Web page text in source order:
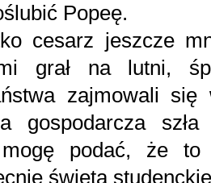
Popeę.
cesarz jeszcze
grał na lutni,
zajmowali się
gospodarcza
podać, że to
święta